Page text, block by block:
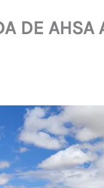
DE AHSA